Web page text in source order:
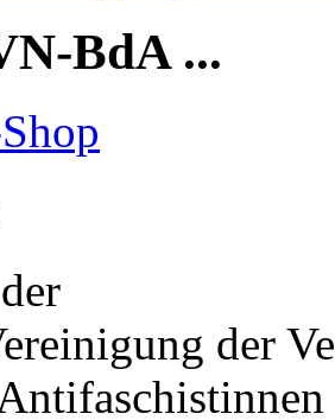
BdA ...
der